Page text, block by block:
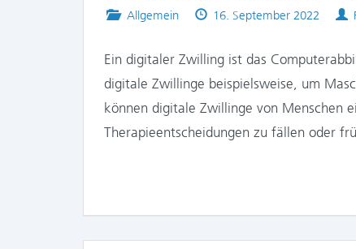
Posted
Allgemein
Published
16. September 2022
Ein digitaler Zwilling ist das
digitale Zwillinge beispielsweise, um
können digitale Zwillinge von Menschen
Therapieentscheidungen zu fällen oder